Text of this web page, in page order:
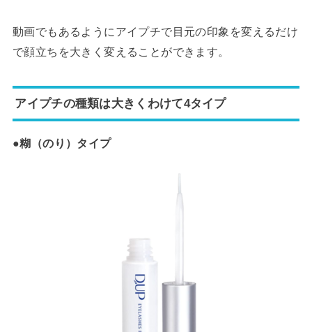
動画でもあるようにアイプチで目元の印象を変えるだけ
で顔立ちを大きく変えることができます。
アイプチの種類は大きくわけて4タイプ
●糊 （のり） タイプ